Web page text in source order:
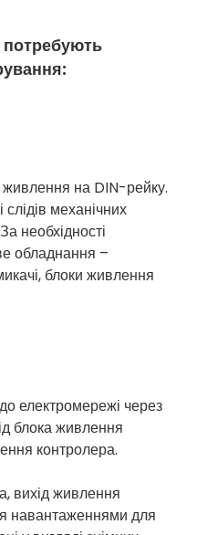
потребують
живлення на DIN-рейку.
механічних
необхідності
обладнання –
блоки живлення
електромережі через
блока живлення
контролера.
вихід живлення
навантаженнями для